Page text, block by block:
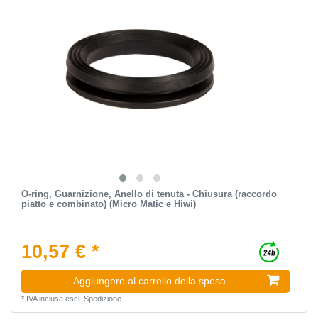
O-ring, Guarnizione, Anello di tenuta - Chiusura (raccordo
piatto e combinato) (Micro Matic e Hiwi)
10,57 € *
Aggiungere al carrello della spesa
* IVA inclusaescl. Spedizione